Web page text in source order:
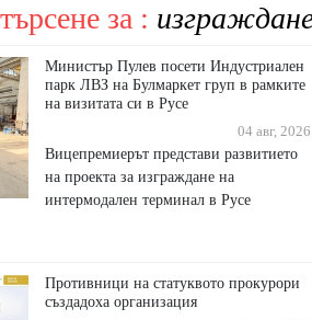
за :
Министър Пулев посети Индустриален
парк ЛВЗ на Булмаркет груп в рамките
на визитата си в Русе
04 авг, 2026
Вицепремиерът представи развитието
на проекта за изграждане на
интермодален терминал в Русе
Противници на статуквото прокурори
създадоха организация